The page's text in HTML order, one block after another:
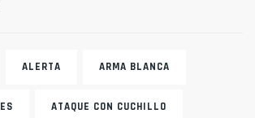
ALERTA ARMA BLANCA
ATAQUE CON CUCHILLO